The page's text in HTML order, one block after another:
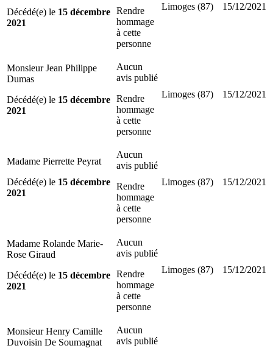
Décédé(e) le 15 décembre
2021
Rendre
hommage
à cette
personne
Limoges (87) 15/12/2021
Monsieur Jean Philippe
Dumas
Décédé(e) le 15 décembre
2021
Aucun
avis publié
Rendre
hommage
à cette
personne
Limoges (87) 15/12/2021
Madame Pierrette Peyrat
Décédé(e) le 15 décembre
2021
Aucun
avis publié
Rendre
hommage
à cette
personne
Limoges (87) 15/12/2021
Madame Rolande Marie-
Rose Giraud
Décédé(e) le 15 décembre
2021
Aucun
avis publié
Rendre
hommage
à cette
personne
Limoges (87) 15/12/2021
Monsieur Henry Camille
Duvoisin De Soumagnat
Aucun
avis publié